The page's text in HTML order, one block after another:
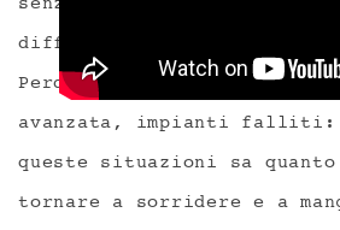
senza denti e la
differenza https://youtu.be/
Perdita totale dei denti,
avanzata, impianti falliti:
queste situazioni sa
tornare a sorridere e a